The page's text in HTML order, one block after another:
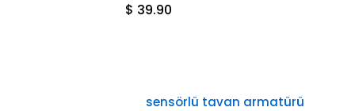
$ 39.90
sensörlü tavan armatürü